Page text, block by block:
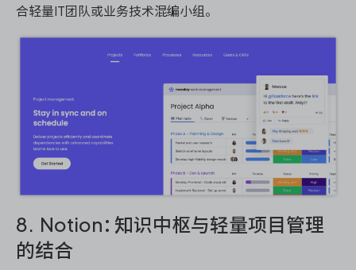
合轻量IT团队或业务技术混编小组。
8. Notion：知识中枢与轻量项目管理
的结合